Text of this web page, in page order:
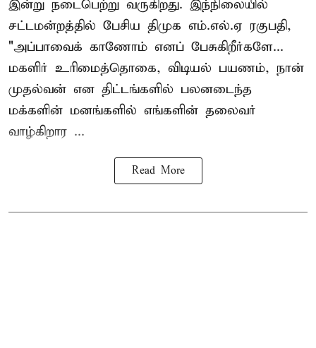
இன்று நடைபெற்று வருகிறது. இந்நிலையில்
சட்டமன்றத்தில் பேசிய திமுக எம்.எல்.ஏ ரகுபதி,
"அப்பாவைக் காணோம் எனப் பேசுகிறீர்களே...
மகளிர் உரிமைத்தொகை, விடியல் பயணம், நான்
முதல்வன் என திட்டங்களில் பலனடைந்த
மக்களின் மனங்களில் எங்களின் தலைவர்
வாழ்கிறார ...
Read More